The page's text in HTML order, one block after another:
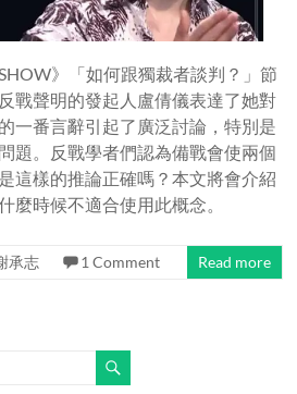
》「如何跟獨裁者談判？」節
戰聲明的發起人盧倩儀表達了她對
一番言辭引起了廣泛討論，特別是
題。反戰學者們認為備戰會使兩個
這樣的推論正確嗎？本文將會介紹
麼時候不適合使用此概念。
承志 1 Comment Read more